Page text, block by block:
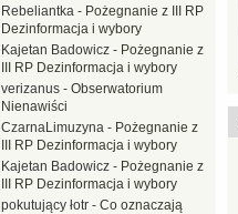
Rebeliantka - Pożegnanie z III RP
Dezinformacja i wybory
Kajetan Badowicz - Pożegnanie z
III RP Dezinformacja i wybory
verizanus - Obserwatorium
Nienawiści
CzarnaLimuzyna - Pożegnanie z
III RP Dezinformacja i wybory
Kajetan Badowicz - Pożegnanie z
III RP Dezinformacja i wybory
pokutujący łotr - Co oznaczają